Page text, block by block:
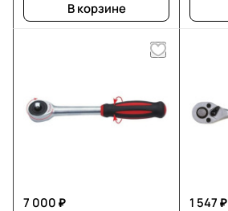
В корзине
7 000 ₽
1 547 ₽